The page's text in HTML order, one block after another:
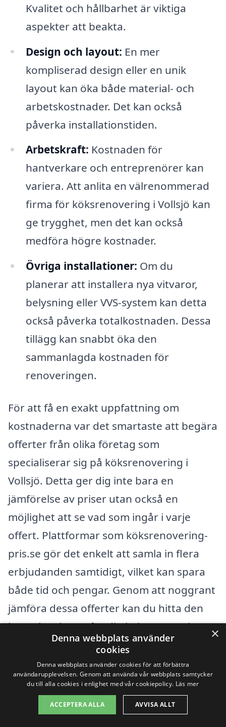
Kvalitet och hållbarhet är viktiga
aspekter att beakta.
Design och layout: En mer
kompliserad design eller en unik
layout kan öka både material- och
arbetskostnader. Det kan också
påverka installationstiden.
Arbetskraft: Kostnaden för
hantverkare och entreprenörer kan
variera. Att anlita en välrenommerad
firma för köksrenovering i Vollsjö kan
ge trygghet, men det kan också
medföra högre kostnader.
Övriga installationer: Om du
planerar att installera nya vitvaror,
belysning eller VVS-system kan detta
också påverka totalkostnaden. Dessa
tillägg kan snabbt öka den
sammanlagda kostnaden för
renoveringen.
För att få en exakt uppfattning om
kostnaderna var det smartaste att begära
offerter från olika företag som
specialiserar sig på köksrenovering i
Vollsjö. Detta ger dig inte bara en
jämförelse av priser utan också en
möjlighet att se vad som ingår i varje
offert. Plattformar som köksrenovering-
pris.se gör det enkelt att samla in flera
erbjudanden samtidigt, vilket kan spara
både tid och pengar. Genom att noggrant
jämföra dessa offerter kan du hitta den
bästa lösningen för din köksrenovering.
Få 3 erbjudanden, gratis och utan
förpliktelser
×
Denna webbplats använder
cookies
Denna webbplats använder cookies för att förbättra
användarupplevelsen. Genom att använda vår webbplats samtycker
du till alla cookies i enlighet med vår cookiepolicy. Läs mer
ACCEPTERA ALLA AVVISA ALLT